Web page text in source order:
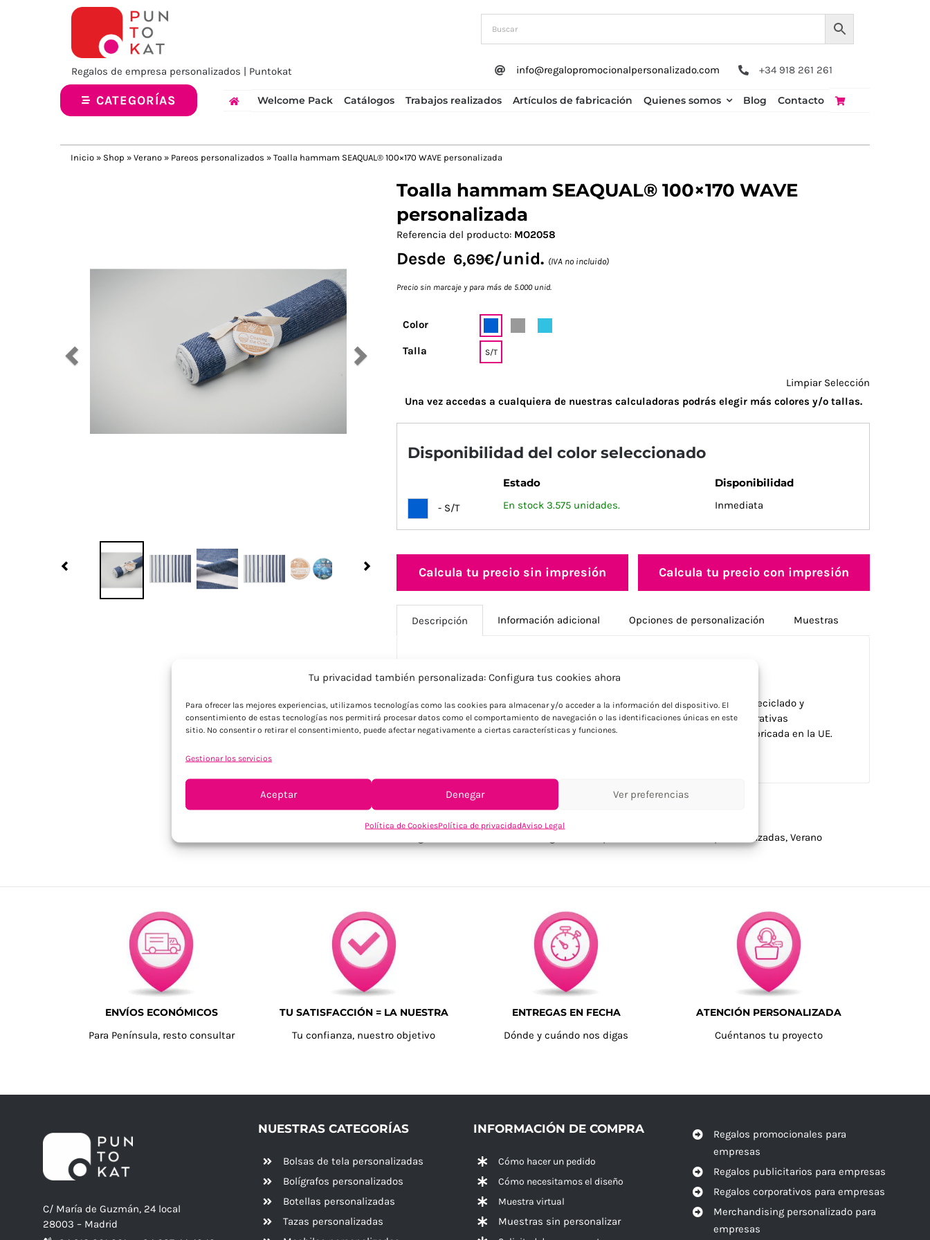
Tu privacidad también personalizada: Configura tus cookies ahora
Para ofrecer las mejores experiencias, utilizamos tecnologías como las cookies para almacenar y/o acceder a la información del dispositivo. El
consentimiento de estas tecnologías nos permitirá procesar datos como el comportamiento de navegación o las identificaciones únicas en este
sitio. No consentir o retirar el consentimiento, puede afectar negativamente a ciertas características y funciones.
Gestionar los servicios
Aceptar Denegar Ver preferencias
Política de CookiesPolítica de privacidadAviso Legal
Regalos de empresa personalizados | Puntokat info@regalopromocionalpersonalizado.com +34 918 261 261
CATEGORÍAS Welcome Pack Catálogos Trabajos realizados Artículos de fabricación Quienes somos Blog Contacto
Inicio » Shop » Verano » Pareos personalizados » Toalla hammam SEAQUAL® 100×170 WAVE personalizada
Toalla hammam SEAQUAL® 100×170 WAVE
personalizada
Referencia del producto: MO2058
Desde 6,69€/unid. (IVA no incluido)
Precio sin marcaje y para más de 5.000 unid.
Color
Talla S/T
Limpiar Selección
Una vez accedas a cualquiera de nuestras calculadoras podrás elegir más colores y/o tallas.
Disponibilidad del color seleccionado
Estado Disponibilidad
- S/T En stock 3.575 unidades. Inmediata
Calcula tu precio sin impresión Calcula tu precio con impresión
Descripción Información adicional Opciones de personalización Muestras
Descripción
Toalla hammam SEAQUAL® 100×170 fabricada con mezcla de algodón reciclado y
poliéster SEAQUAL®. Ideal como regalo sostenible en campañas corporativas
relacionadas con el bienestar o la concienciación medioambiental. Fabricada en la UE.
SKU:MO2058-04
Toallas personalizadas, Verano
ENVÍOS ECONÓMICOS
Para Península, resto consultar
TU SATISFACCIÓN = LA NUESTRA
Tu confianza, nuestro objetivo
ENTREGAS EN FECHA
Dónde y cuándo nos digas
ATENCIÓN PERSONALIZADA
Cuéntanos tu proyecto
C/ María de Guzmán, 24 local
28003 – Madrid
NUESTRAS CATEGORÍAS
Bolsas de tela personalizadas
Bolígrafos personalizados
Botellas personalizadas
Tazas personalizadas
INFORMACIÓN DE COMPRA
Cómo hacer un pedido
Cómo necesitamos el diseño
Muestra virtual
Muestras sin personalizar
Regalos promocionales para
empresas
Regalos publicitarios para empresas
Regalos corporativos para empresas
Merchandising personalizado para
empresas